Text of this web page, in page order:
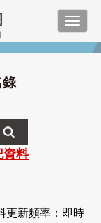
錄
資料
更新頻率：即時